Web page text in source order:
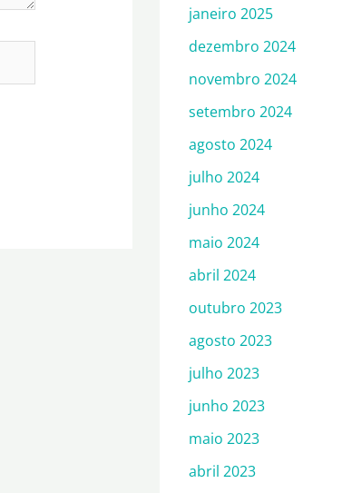
janeiro 2025
dezembro 2024
novembro 2024
setembro 2024
agosto 2024
julho 2024
junho 2024
maio 2024
abril 2024
outubro 2023
agosto 2023
julho 2023
junho 2023
maio 2023
abril 2023